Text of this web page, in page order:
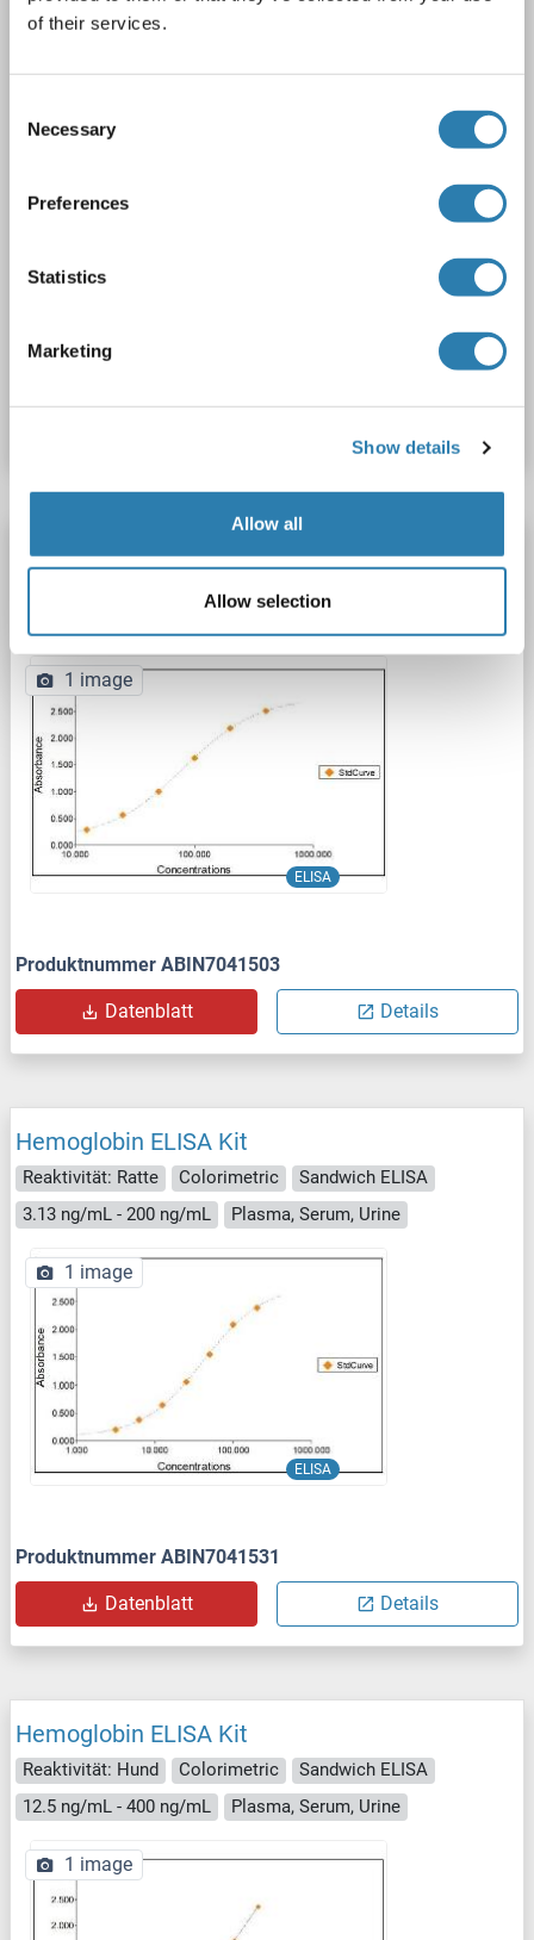
of their services.
Selection
Necessary
Preferences
Statistics
Marketing
Show details
Allow all
Allow selection
Plasma, Serum, Tissue Homogenate
Hemoglobin ELISA Kit
ELISA
1 image
Produktnummer ABIN7041503
Datenblatt Details
Hemoglobin ELISA Kit
Reaktivität: Ratte Colorimetric
Sandwich ELISA
3.13 ng/mL - 200 ng/mL
Plasma, Serum, Urine
ELISA
1 image
Produktnummer ABIN7041531
Datenblatt Details
Hemoglobin ELISA Kit
Reaktivität: Hund Colorimetric
Sandwich ELISA
12.5 ng/mL - 400 ng/mL
Plasma, Serum, Urine
1 image